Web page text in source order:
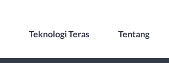
Teknologi Teras Tentang